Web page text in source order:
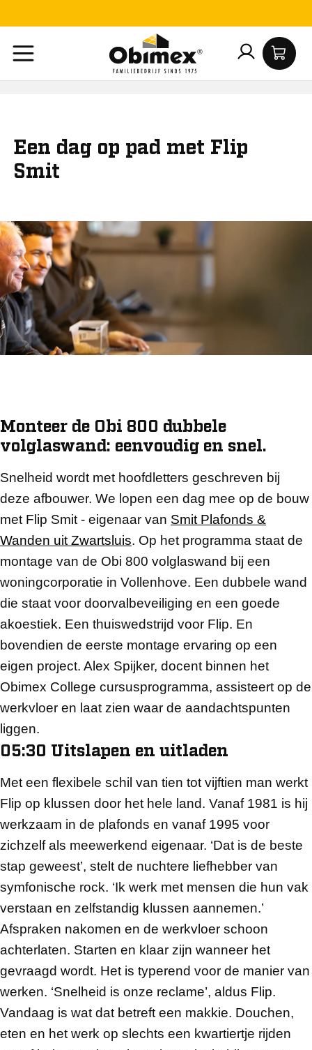
Een dag op pad met Flip
Smit
Monteer de Obi 800 dubbele
volglaswand: eenvoudig en snel.
Snelheid wordt met hoofdletters geschreven bij
deze afbouwer. We lopen een dag mee op de bouw
met Flip Smit - eigenaar van Smit Plafonds &
Wanden uit Zwartsluis. Op het programma staat de
montage van de Obi 800 volglaswand bij een
woningcorporatie in Vollenhove. Een dubbele wand
die staat voor doorvalbeveiliging en een goede
akoestiek. Een thuiswedstrijd voor Flip. En
bovendien de eerste montage ervaring op een
eigen project. Alex Spijker, docent binnen het
Obimex College cursusprogramma, assisteert op de
werkvloer en laat zien waar de aandachtspunten
liggen.
05:30 Uitslapen en uitladen
Met een flexibele schil van tien tot vijftien man werkt
Flip op klussen door het hele land. Vanaf 1981 is hij
werkzaam in de plafonds en vanaf 1995 voor
zichzelf als meewerkend eigenaar. ‘Dat is de beste
stap geweest’, stelt de nuchtere liefhebber van
symfonische rock. ‘Ik werk met mensen die hun vak
verstaan en zelfstandig klussen aannemen.’
Afspraken nakomen en de werkvloer schoon
achterlaten. Starten en klaar zijn wanneer het
gevraagd wordt. Het is typerend voor de manier van
werken. ‘Snelheid is onze reclame’, aldus Flip.
Vandaag is wat dat betreft een makkie. Douchen,
eten en het werk op slechts een kwartiertje rijden